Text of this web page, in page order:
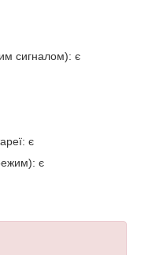
сигналом): є
є
є